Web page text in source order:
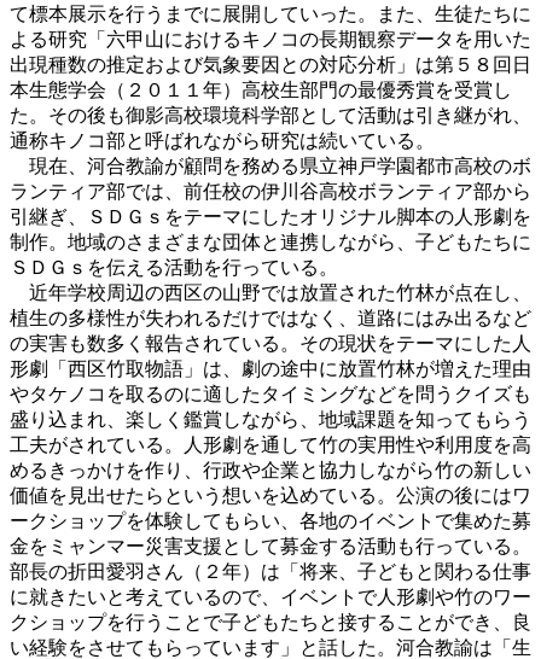
て標本展示を行うまでに展開していった。また、生徒たちに
よる研究「六甲山におけるキノコの長期観察データを用いた
出現種数の推定および気象要因との対応分析」は第５８回日
本生態学会（２０１１年）高校生部門の最優秀賞を受賞し
た。その後も御影高校環境科学部として活動は引き継がれ、
通称キノコ部と呼ばれながら研究は続いている。
現在、河合教諭が顧問を務める県立神戸学園都市高校のボ
ランティア部では、前任校の伊川谷高校ボランティア部から
引継ぎ、ＳＤＧｓをテーマにしたオリジナル脚本の人形劇を
制作。地域のさまざまな団体と連携しながら、子どもたちに
ＳＤＧｓを伝える活動を行っている。
近年学校周辺の西区の山野では放置された竹林が点在し、
植生の多様性が失われるだけではなく、道路にはみ出るなど
の実害も数多く報告されている。その現状をテーマにした人
形劇「西区竹取物語」は、劇の途中に放置竹林が増えた理由
やタケノコを取るのに適したタイミングなどを問うクイズも
盛り込まれ、楽しく鑑賞しながら、地域課題を知ってもらう
工夫がされている。人形劇を通して竹の実用性や利用度を高
めるきっかけを作り、行政や企業と協力しながら竹の新しい
価値を見出せたらという想いを込めている。公演の後にはワ
ークショップを体験してもらい、各地のイベントで集めた募
金をミャンマー災害支援として募金する活動も行っている。
部長の折田愛羽さん（２年）は「将来、子どもと関わる仕事
に就きたいと考えているので、イベントで人形劇や竹のワー
クショップを行うことで子どもたちと接することができ、良
い経験をさせてもらっています」と話した。河合教諭は「生